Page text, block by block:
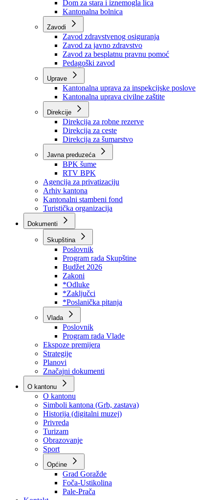
Ustanove
Centar za socijalni rad
Dom za stara i iznemogla lica
Kantonalna bolnica
Zavodi
Zavod zdravstvenog osiguranja
Zavod za javno zdravstvo
Zavod za besplatnu pravnu pomoć
Pedagoški zavod
Kantonalna uprava za inspekcijske poslove
Kantonalna uprava civilne zaštite
Direkcije
Direkcija za robne rezerve
Direkcija za ceste
Direkcija za šumarstvo
Javna preduzeća
BPK šume
RTV BPK
Agencija za privatizaciju
Arhiv kantona
Kantonalni stambeni fond
Turistička organizacija
Dokumenti
Skupština
Poslovnik
Program rada Skupštine
Budžet 2026
Zakoni
*Odluke
*Zaključci
*Poslanička pitanja
Vlada
Poslovnik
Program rada Vlade
Ekspoze premijera
Strategije
Planovi
Značajni dokumenti
O kantonu
O kantonu
Simboli kantona (Grb, zastava)
Historija (digitalni muzej)
Privreda
Turizam
Obrazovanje
Sport
Općine